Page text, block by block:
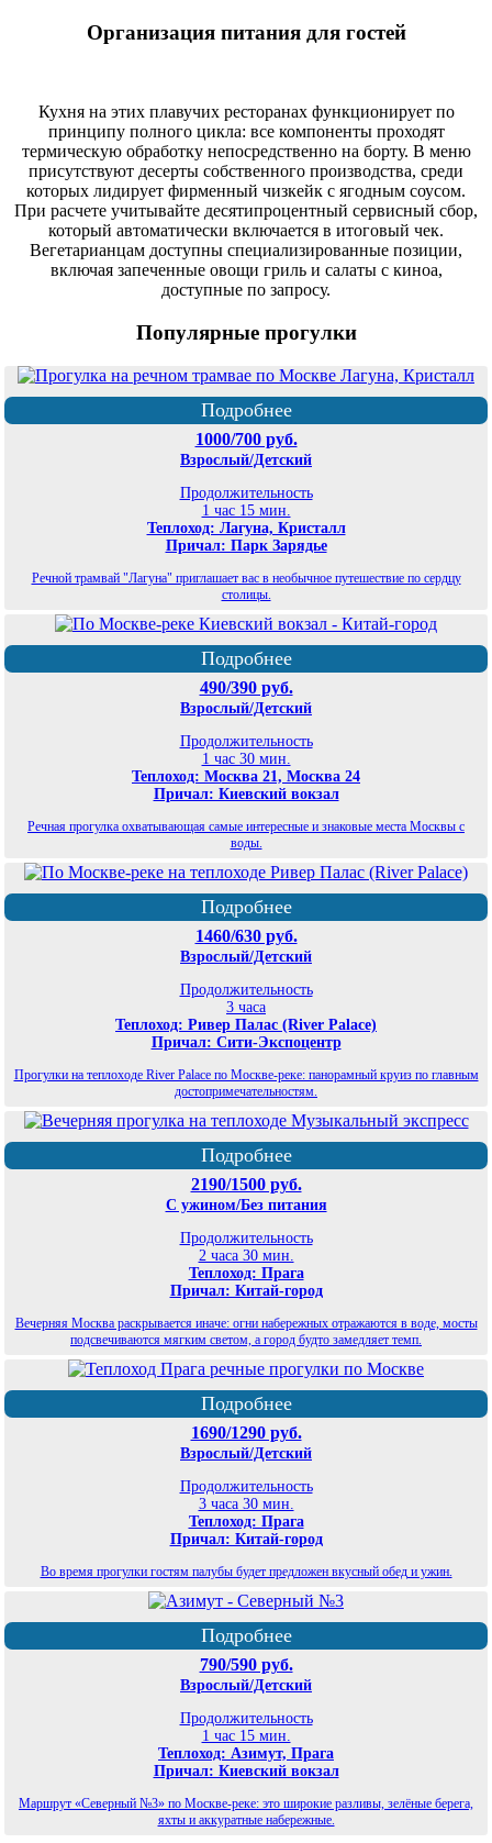
Организация питания для гостей
Кухня на этих плавучих ресторанах функционирует по
принципу полного цикла: все компоненты проходят
термическую обработку непосредственно на борту. В меню
присутствуют десерты собственного производства, среди
которых лидирует фирменный чизкейк с ягодным соусом.
При расчете учитывайте десятипроцентный сервисный сбор,
который автоматически включается в итоговый чек.
Вегетарианцам доступны специализированные позиции,
включая запеченные овощи гриль и салаты с киноа,
доступные по запросу.
Популярные прогулки
Подробнее
1000/700 руб.
Взрослый/Детский
Продолжительность
1 час 15 мин.
Теплоход: Лагуна, Кристалл
Причал: Парк Зарядье
Речной трамвай "Лагуна" приглашает вас в необычное путешествие по сердцу
столицы.
Подробнее
490/390 руб.
Взрослый/Детский
Продолжительность
1 час 30 мин.
Теплоход: Москва 21, Москва 24
Причал: Киевский вокзал
Речная прогулка охватывающая самые интересные и знаковые места Москвы с
воды.
Подробнее
1460/630 руб.
Взрослый/Детский
Продолжительность
3 часа
Теплоход: Ривер Палас (River Palace)
Причал: Сити-Экспоцентр
Прогулки на теплоходе River Palace по Москве-реке: панорамный круиз по главным
достопримечательностям.
Подробнее
2190/1500 руб.
С ужином/Без питания
Продолжительность
2 часа 30 мин.
Теплоход: Прага
Причал: Китай-город
Вечерняя Москва раскрывается иначе: огни набережных отражаются в воде, мосты
подсвечиваются мягким светом, а город будто замедляет темп.
Подробнее
1690/1290 руб.
Взрослый/Детский
Продолжительность
3 часа 30 мин.
Теплоход: Прага
Причал: Китай-город
Во время прогулки гостям палубы будет предложен вкусный обед и ужин.
Подробнее
790/590 руб.
Взрослый/Детский
Продолжительность
1 час 15 мин.
Теплоход: Азимут, Прага
Причал: Киевский вокзал
Маршрут «Северный №3» по Москве-реке: это широкие разливы, зелёные берега,
яхты и аккуратные набережные.